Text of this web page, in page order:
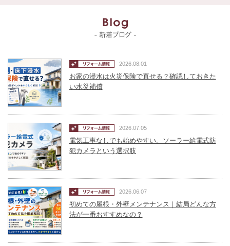
2026.08.01
お家の浸水は火災保険で直せる？確認しておきた
い水災補償
2026.07.05
電気工事なしでも始めやすい。ソーラー給電式防
犯カメラという選択肢
2026.06.07
初めての屋根・外壁メンテナンス｜結局どんな方
法が一番おすすめなの？